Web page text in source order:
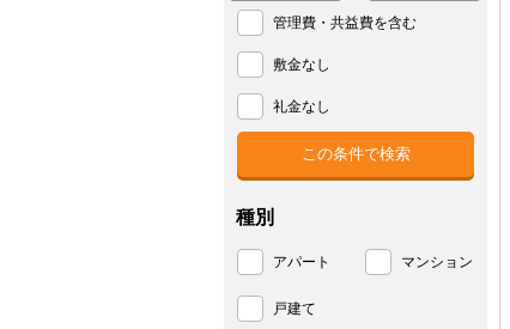
管理費・共益費を含む
敷金なし
礼金なし
種別
アパート マンション
戸建て